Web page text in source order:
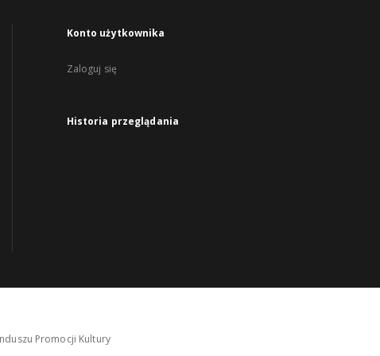
Konto użytkownika
Zaloguj się
Historia przeglądania
Promocji Kultury